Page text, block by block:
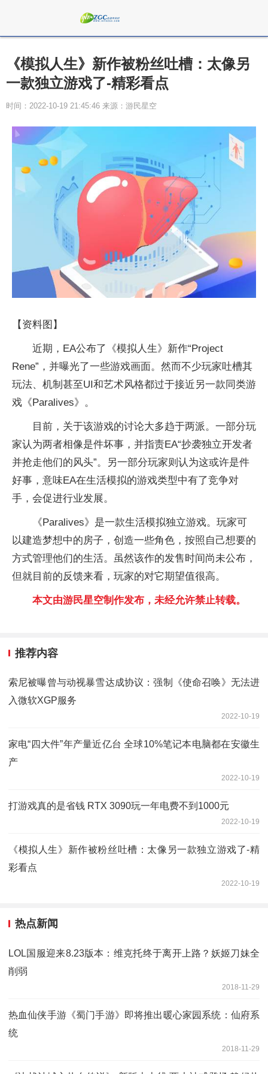
《模拟人生》新作被粉丝吐槽：太像另
一款独立游戏了-精彩看点
时间：2022-10-19 21:45:46 来源：游民星空
【资料图】
近期，EA公布了《模拟人生》新作“Project
Rene”，并曝光了一些游戏画面。然而不少玩家吐槽其
玩法、机制甚至UI和艺术风格都过于接近另一款同类游
戏《Paralives》。
目前，关于该游戏的讨论大多趋于两派。一部分玩
家认为两者相像是件坏事，并指责EA“抄袭独立开发者
并抢走他们的风头”。另一部分玩家则认为这或许是件
好事，意味EA在生活模拟的游戏类型中有了竞争对
手，会促进行业发展。
《Paralives》是一款生活模拟独立游戏。玩家可
以建造梦想中的房子，创造一些角色，按照自己想要的
方式管理他们的生活。虽然该作的发售时间尚未公布，
但就目前的反馈来看，玩家的对它期望值很高。
本文由游民星空制作发布，未经允许禁止转载。
推荐内容
索尼被曝曾与动视暴雪达成协议：强制《使命召唤》无法进
入微软XGP服务
2022-10-19
家电“四大件”年产量近亿台 全球10%笔记本电脑都在安徽生
产
2022-10-19
打游戏真的是省钱 RTX 3090玩一年电费不到1000元
2022-10-19
《模拟人生》新作被粉丝吐槽：太像另一款独立游戏了-精
彩看点
2022-10-19
热点新闻
LOL国服迎来8.23版本：维克托终于离开上路？妖姬刀妹全
削弱
2018-11-29
热血仙侠手游《蜀门手游》即将推出暖心家园系统：仙府系
统
2018-11-29